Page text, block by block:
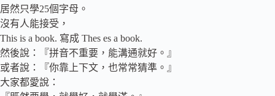
居然只學25個字母。
沒有人能接受，
This is a book. 寫成 Thes es a book.
然後說：『拼音不重要，能溝通就好。』
或者說：『你靠上下文，也常常猜準。』
大家都愛說：